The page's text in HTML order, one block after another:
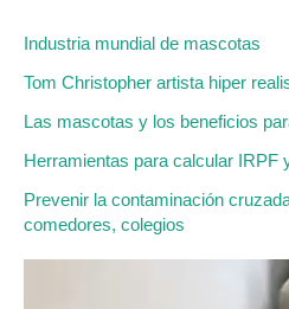
Industria mundial de mascotas
Tom Christopher artista hiper
Las mascotas y los beneficios
Herramientas para calcular IRPF
Prevenir la contaminación
comedores, colegios